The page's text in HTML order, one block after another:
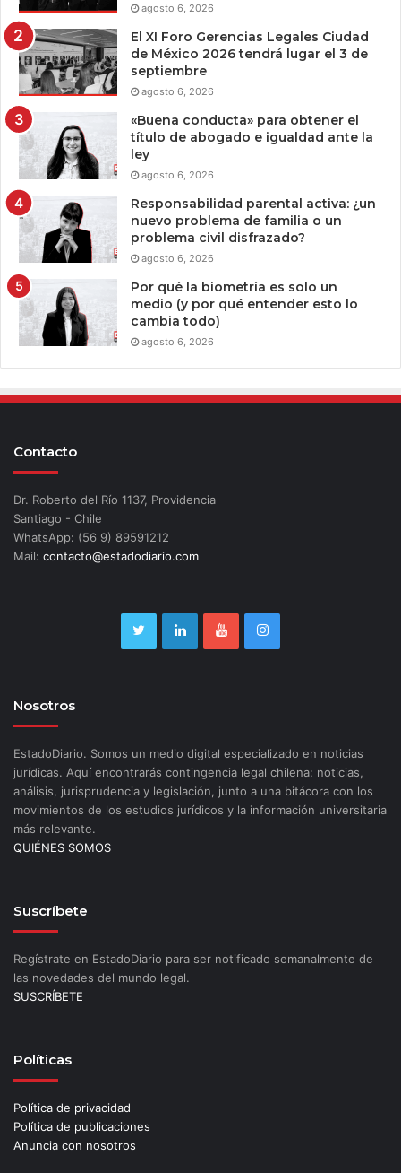
agosto 6, 2026
El XI Foro Gerencias Legales Ciudad
de México 2026 tendrá lugar el 3 de
septiembre
agosto 6, 2026
«Buena conducta» para obtener el
título de abogado e igualdad ante la
ley
agosto 6, 2026
Responsabilidad parental activa: ¿un
nuevo problema de familia o un
problema civil disfrazado?
agosto 6, 2026
Por qué la biometría es solo un
medio (y por qué entender esto lo
cambia todo)
agosto 6, 2026
Contacto
Dr. Roberto del Río 1137, Providencia
Santiago - Chile
WhatsApp: (56 9) 89591212
Mail: contacto@estadodiario.com
Nosotros
EstadoDiario. Somos un medio digital especializado en noticias
jurídicas. Aquí encontrarás contingencia legal chilena: noticias,
análisis, jurisprudencia y legislación, junto a una bitácora con los
movimientos de los estudios jurídicos y la información universitaria
más relevante.
QUIÉNES SOMOS
Suscríbete
Regístrate en EstadoDiario para ser notificado semanalmente de
las novedades del mundo legal.
SUSCRÍBETE
Políticas
Política de privacidad
Política de publicaciones
Anuncia con nosotros